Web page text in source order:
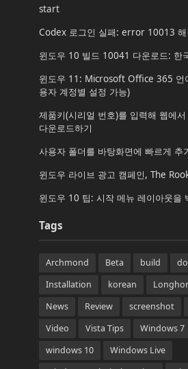
start
Codex 로그인 실패: error 10013 해
윈도우 10 빌드 10041 다운로드: 한
윈도우 11: Microsoft Office 365 언
용자 계정별 설정 가능)
제품키(시리얼 번호)를 입력해 웹에
다운로드하기
사용자 폴더를 바탕화면에 빠르게 추
윈도우 라이브 광고 캠페인, The
윈도우 10 팁: 시작 메뉴 레이아웃을
Tags
Archmond Beta build
Installation
korean
News
Review screenshot
Video
Vista Tips Windows 7
windows 10
Windows Live